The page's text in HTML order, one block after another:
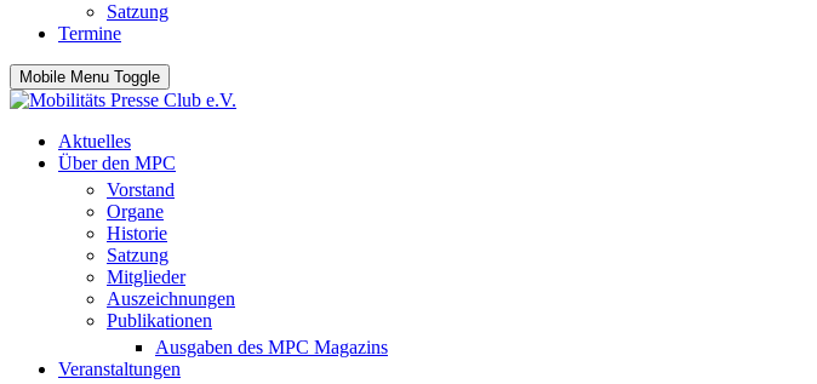
Satzung
Termine
Mobile Menu Toggle
Aktuelles
Über den MPC
Vorstand
Organe
Historie
Satzung
Mitglieder
Auszeichnungen
Publikationen
Ausgaben des MPC Magazins
Veranstaltungen